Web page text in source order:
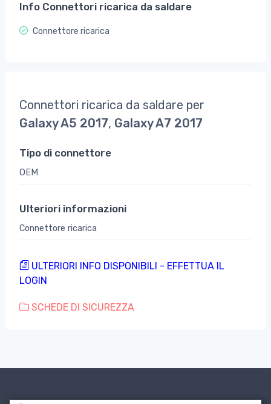
Info Connettori ricarica da saldare
Connettore ricarica
Connettori ricarica da saldare per
Galaxy A5 2017, Galaxy A7 2017
Tipo di connettore
OEM
Ulteriori informazioni
Connettore ricarica
ULTERIORI INFO DISPONIBILI - EFFETTUA IL
LOGIN
SCHEDE DI SICUREZZA